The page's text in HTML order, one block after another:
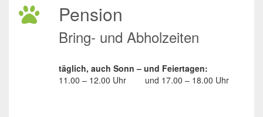
Pension
Bring- und Abholzeiten
täglich, auch Sonn – und Feiertagen:
11.00 – 12.00 Uhr
und 17.00 – 18.00 Uhr